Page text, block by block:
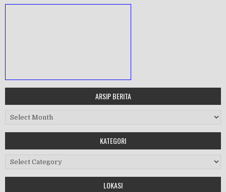
Workshop Perangkat 2019
ARSIP BERITA
Arsip Berita
KATEGORI
Kategori
LOKASI